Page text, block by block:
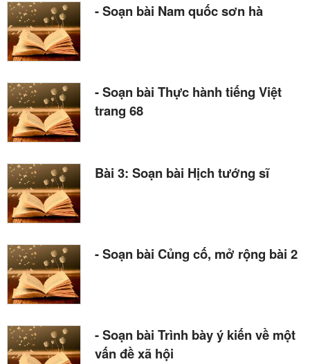
- Soạn bài Nam quốc sơn hà
- Soạn bài Thực hành tiếng Việt
trang 68
Bài 3: Soạn bài Hịch tướng sĩ
- Soạn bài Củng cố, mở rộng bài 2
- Soạn bài Trình bày ý kiến về một
vấn đề xã hội